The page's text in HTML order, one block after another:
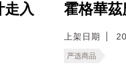
走入
霍格華
上架日期
严选商品